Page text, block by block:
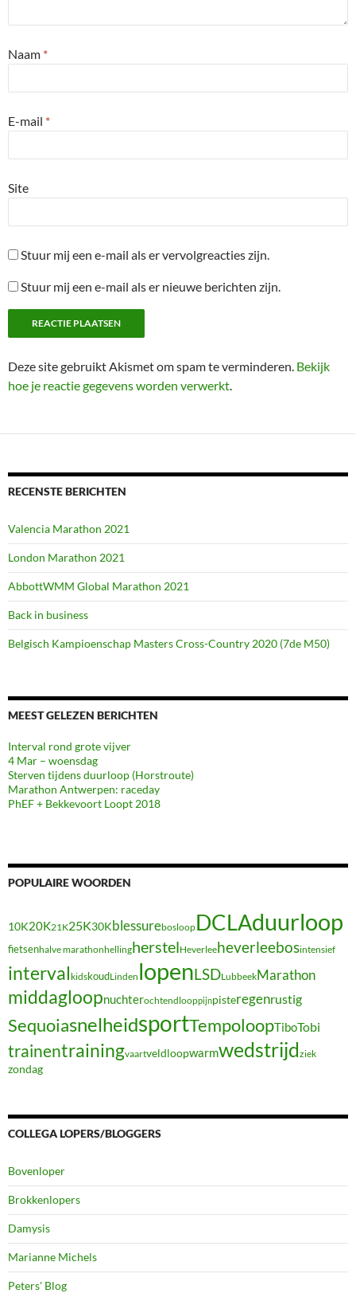
Naam *
E-mail *
Site
Stuur mij een e-mail als er vervolgreacties zijn.
Stuur mij een e-mail als er nieuwe berichten zijn.
Deze site gebruikt Akismet om spam te verminderen. Bekijk
hoe je reactie gegevens worden verwerkt.
RECENSTE BERICHTEN
Valencia Marathon 2021
London Marathon 2021
AbbottWMM Global Marathon 2021
Back in business
Belgisch Kampioenschap Masters Cross-Country 2020 (7de M50)
MEEST GELEZEN BERICHTEN
Interval rond grote vijver
4 Mar – woensdag
Sterven tijdens duurloop (Horstroute)
Marathon Antwerpen: raceday
PhEF + Bekkevoort Loopt 2018
POPULAIRE WOORDEN
10K20K21K25K30KblessurebosloopDCLAduurloop
fietsenhalve marathon hellingherstelHeverleeheverleebosintensief
interval kidskoudLinden lopenLSDLubbeekMarathon
middagloopnuchterochtendlooppijnpisteregenrustig
SequoiasnelheidsportTempoloopTiboTobi
trainentrainingvaartveldloopwarmwedstrijdziek
zondag
COLLEGA LOPERS/BLOGGERS
Bovenloper
Brokkenlopers
Damysis
Marianne Michels
Peters' Blog